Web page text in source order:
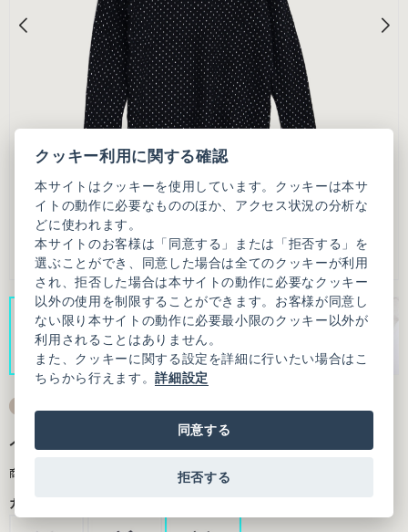
ふくふくしたドット モックネックTシャツ
商品番号：7301CT005261F20
カラー
クッキー利用に関する確認
本サイトはクッキーを使用しています。クッキーは本サ
イトの動作に必要なもののほか、アクセス状況の分析な
どに使われます。
本サイトのお客様は「同意する」または「拒否する」を
選ぶことができ、同意した場合は全てのクッキーが利用
され、拒否した場合は本サイトの動作に必要なクッキー
以外の使用を制限することができます。お客様が同意し
ない限り本サイトの動作に必要最小限のクッキー以外が
利用されることはありません。
また、クッキーに関する設定を詳細に行いたい場合はこ
ちらから行えます。詳細設定
同意する
拒否する